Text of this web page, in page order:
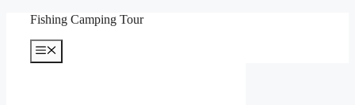
Fishing Camping Tour
메
뉴